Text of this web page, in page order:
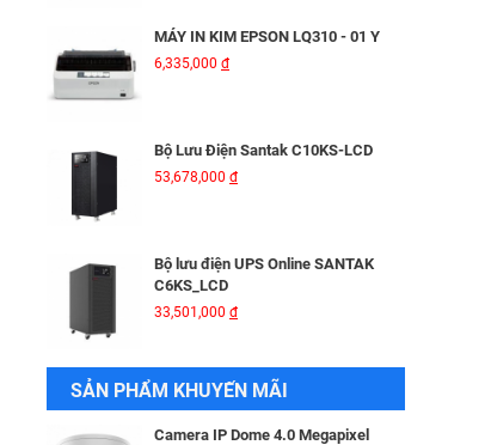
MÁY IN KIM EPSON LQ310 - 01 Y
6,335,000 đ
Bộ Lưu Điện Santak C10KS‑LCD
53,678,000 đ
Bộ lưu điện UPS Online SANTAK
C6KS_LCD
33,501,000 đ
Camera IP Wifi 2MP UNIARCH T1L-
2WT Kèm Thẻ Nhớ IMOU 64GB |
SẢN PHẨM KHUYẾN MÃI
131,000
3,300,000
Camera IP 4MP HIKVISION DS-
2,376,000đ
Camera IP Dome 4.0 Megapixel